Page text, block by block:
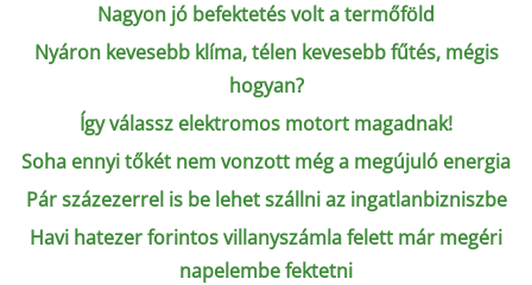
Nagyon jó befektetés volt a termőföld
Nyáron kevesebb klíma, télen kevesebb fűtés, mégis
hogyan?
Így válassz elektromos motort magadnak!
Soha ennyi tőkét nem vonzott még a megújuló energia
Pár százezerrel is be lehet szállni az ingatlanbizniszbe
Havi hatezer forintos villanyszámla felett már megéri
napelembe fektetni